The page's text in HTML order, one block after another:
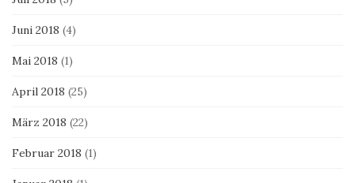
Juni 2018 (4)
Mai 2018 (1)
April 2018 (25)
März 2018 (22)
Februar 2018 (1)